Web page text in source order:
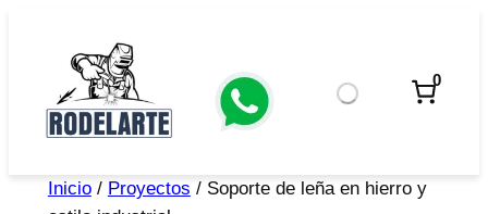
0
Inicio/ Proyectos / Soporte de leña en hierro y